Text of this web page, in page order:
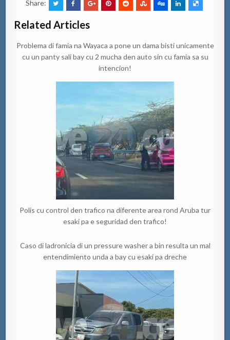
Share:
Related Articles
Problema di famia na Wayaca a pone un dama bisti unicamente
cu un panty sali bay cu 2 mucha den auto sin cu famia sa su
intencion!
Polis cu control den trafico na diferente area rond Aruba tur
esaki pa e seguridad den trafico!
Caso di ladronicia di un pressure washer a bin resulta un mal
entendimiento unda a bay cu esaki pa dreche